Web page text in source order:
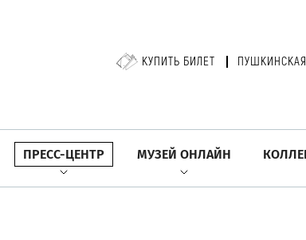
КУПИТЬ БИЛЕТ
ПРЕСС-ЦЕНТР МУЗЕЙ ОНЛАЙН